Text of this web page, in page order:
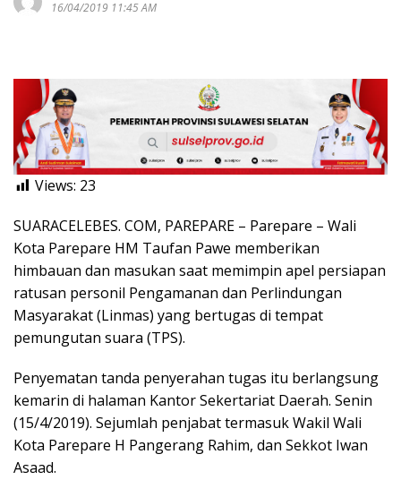
16/04/2019 11:45 AM
Views: 23
SUARACELEBES. COM, PAREPARE – Parepare – Wali
Kota Parepare HM Taufan Pawe memberikan
himbauan dan masukan saat memimpin apel persiapan
ratusan personil Pengamanan dan Perlindungan
Masyarakat (Linmas) yang bertugas di tempat
pemungutan suara (TPS).
Penyematan tanda penyerahan tugas itu berlangsung
kemarin di halaman Kantor Sekertariat Daerah. Senin
(15/4/2019). Sejumlah penjabat termasuk Wakil Wali
Kota Parepare H Pangerang Rahim, dan Sekkot Iwan
Asaad.